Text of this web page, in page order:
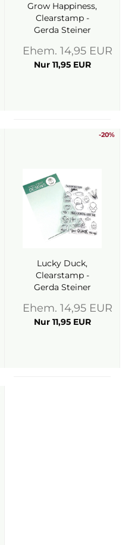
Grow Happiness,
Clearstamp -
Gerda Steiner
Ehem. 14,95 EUR
Nur 11,95 EUR
-20%
Lucky Duck,
Clearstamp -
Gerda Steiner
Ehem. 14,95 EUR
Nur 11,95 EUR